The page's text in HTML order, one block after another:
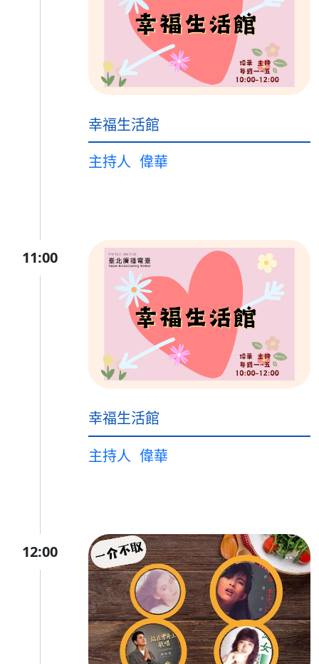
幸福生活館
主持人 偉華
11:00
幸福生活館
主持人 偉華
12:00